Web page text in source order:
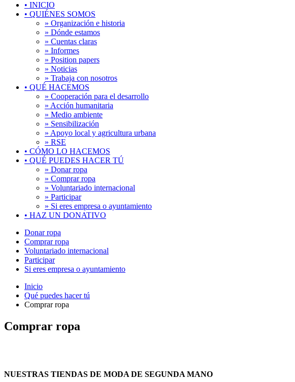
• INICIO
• QUIÉNES SOMOS
» Organización e historia
» Dónde estamos
» Cuentas claras
» Informes
» Position papers
» Noticias
» Trabaja con nosotros
• QUÉ HACEMOS
» Cooperación para el desarrollo
» Acción humanitaria
» Medio ambiente
» Sensibilización
» Apoyo local y agricultura urbana
» RSE
• CÓMO LO HACEMOS
• QUÉ PUEDES HACER TÚ
» Donar ropa
» Comprar ropa
» Voluntariado internacional
» Participar
» Si eres empresa o ayuntamiento
• HAZ UN DONATIVO
Donar ropa
Comprar ropa
Voluntariado internacional
Participar
Si eres empresa o ayuntamiento
Inicio
Qué puedes hacer tú
Comprar ropa
Comprar ropa
NUESTRAS TIENDAS DE MODA DE SEGUNDA MANO